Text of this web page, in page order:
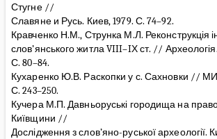
Стугне //
Славяне и Русь. Киев, 1979. С. 74–92.
Кравченко Н.М., Струнка М.Л. Реконструкція
слов’янського житла VIII–IХ ст. //
С. 80–84.
Кухаренко Ю.В. Раскопки у с. Сахновки //
С. 243–250.
Кучера М.П. Давньоруські городища на
Київщини //
Дослідження з слов’яно-руської археології.